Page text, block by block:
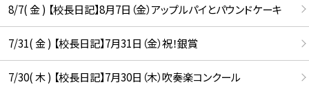
8/7( 金 ) 【校長日記】8月7日（金）アップルパイとパウンドケーキ
7/31( 金 ) 【校長日記】7月31日（金）祝！銀賞
7/30( 木 ) 【校長日記】7月30日（木）吹奏楽コンクール